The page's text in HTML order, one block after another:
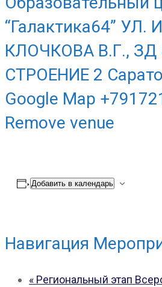
“Галактика64” УЛ.
КЛОЧКОВА В.Г., ЗД
СТРОЕНИЕ 2
Google Map
Remove venue
Добавить в календарь
Навигация
« Региональный этап